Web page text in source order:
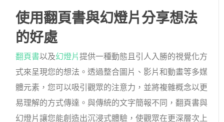
使用翻頁書與幻燈片分享想法
的好處
翻頁書以及幻燈片提供一種動態且引人入勝的視覺化方
式來呈現您的想法。透過整合圖片、影片和動畫等多媒
體元素，您可以吸引觀眾的注意力，並將複雜概念以更
易理解的方式傳達。與傳統的文字簡報不同，翻頁書與
幻燈片讓您能創造出沉浸式體驗，使觀眾在更深層次上